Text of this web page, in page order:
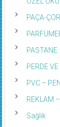
PAÇA-
PASTANE
PERDE
PVC –
REKLAM
Sağlık